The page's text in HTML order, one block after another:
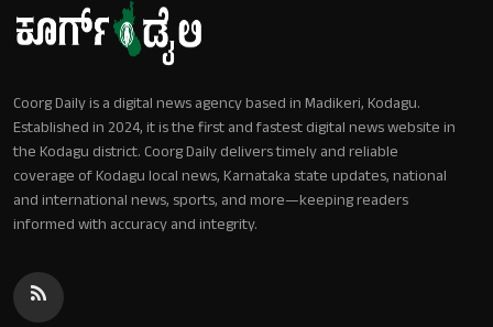
Coorg Daily is a digital news agency based in Madikeri, Kodagu.
Established in 2024, it is the first and fastest digital news website in
the Kodagu district. Coorg Daily delivers timely and reliable
coverage of Kodagu local news, Karnataka state updates, national
and international news, sports, and more—keeping readers
informed with accuracy and integrity.